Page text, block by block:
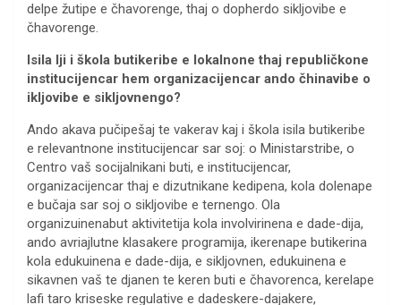
delpe žutipe e čhavorenge, thaj o dopherdo sikljovibe e
čhavorenge.
Isila lji i škola butikeribe e lokalnone thaj republičkone
institucijencar hem organizacijencar ando čhinavibe o
ikljovibe e sikljovnengo?
Ando akava pučipešaj te vakerav kaj i škola isila butikeribe
e relevantnone institucijencar sar soj: o Ministarstribe, o
Centro vaš socijalnikani buti, e institucijencar,
organizacijencar thaj e dizutnikane kedipena, kola dolenape
e bučaja sar soj o sikljovibe e ternengo. Ola
organizuinenabut aktivitetija kola involvirinena e dade-dija,
ando avriajlutne klasakere programija, ikerenape butikerina
kola edukuinena e dade-dija, e sikljovnen, edukuinena e
sikavnen vaš te djanen te keren buti e čhavorenca, kerelape
lafi taro kriseske regulative e dadeskere-dajakere,